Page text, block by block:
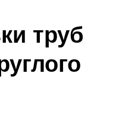
труб